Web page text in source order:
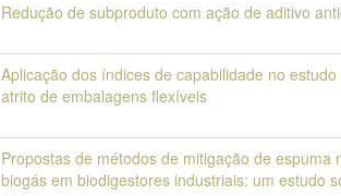
Redução de subproduto com ação de aditivo
Aplicação dos índices de capabilidade no
atrito de embalagens flexíveis
Propostas de métodos de mitigação de espuma
biogás em biodigestores industriais: um estudo